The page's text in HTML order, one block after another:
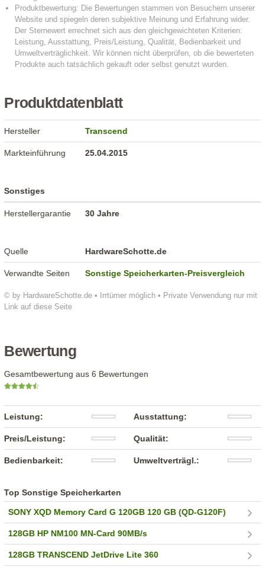
Produktdatenblatt
© by HardwareSchotte.de • Irrtümer möglich • Private Verwendung nur mit
Link auf diese Seite
Hersteller Transcend
Markteinführung 25.04.2015
Sonstiges
Herstellergarantie 30 Jahre
Quelle HardwareSchotte.de
Verwandte Seiten Sonstige Speicherkarten-Preisvergleich
Bewertung
Gesamtbewertung aus 6 Bewertungen
Leistung: Ausstattung:
Preis/Leistung: Qualität:
Bedienbarkeit: Umweltverträgl.:
Top Sonstige Speicherkarten
SONY XQD Memory Card G 120GB 120 GB (QD-G120F)
128GB HP NM100 MN-Card 90MB/s
128GB TRANSCEND JetDrive Lite 360